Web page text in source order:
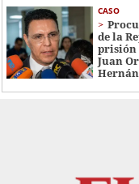
CASO
de la
prisión
Juan